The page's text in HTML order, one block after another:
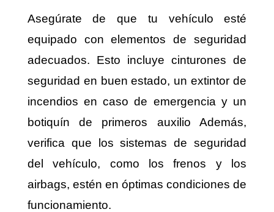
Asegúrate de que tu vehículo esté
equipado con elementos de seguridad
adecuados. Esto incluye cinturones de
seguridad en buen estado, un extintor de
incendios en caso de emergencia y un
botiquín de primeros auxilio Además,
verifica que los sistemas de seguridad
del vehículo, como los frenos y los
airbags, estén en óptimas condiciones de
funcionamiento.